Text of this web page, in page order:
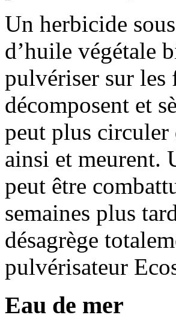
Un herbicide
d’huile végétale
pulvériser sur les
décomposent et
peut plus circuler
ainsi et meurent.
peut être
semaines plus
désagrège
pulvérisateur
Eau de mer